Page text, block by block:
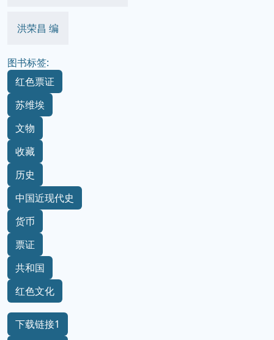
洪荣昌 编
图书标签:
红色票证
苏维埃
文物
收藏
历史
中国近现代史
货币
票证
共和国
红色文化
下载链接1